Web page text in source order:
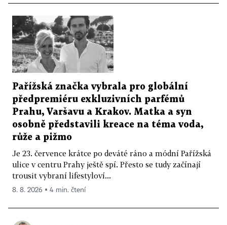
Pařížská značka vybrala pro globální
předpremiéru exkluzivních parfémů
Prahu, Varšavu a Krakov. Matka a syn
osobně představili kreace na téma voda,
růže a pižmo
Je 23. července krátce po deváté ráno a módní Pařížská
ulice v centru Prahy ještě spí. Přesto se tudy začínají
trousit vybraní lifestyloví...
8. 8. 2026 ▪ 4 min. čtení